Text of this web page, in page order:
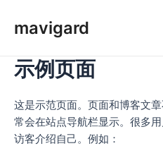
rett
innholdet
mavigard
示例页面
这是示范页面。页面和博客文
常会在站点导航栏显示。很多
访客介绍自己。例如：